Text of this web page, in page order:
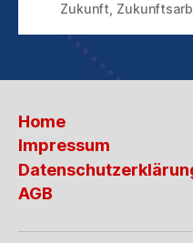
Zukunft
Home
Impressum
AGB